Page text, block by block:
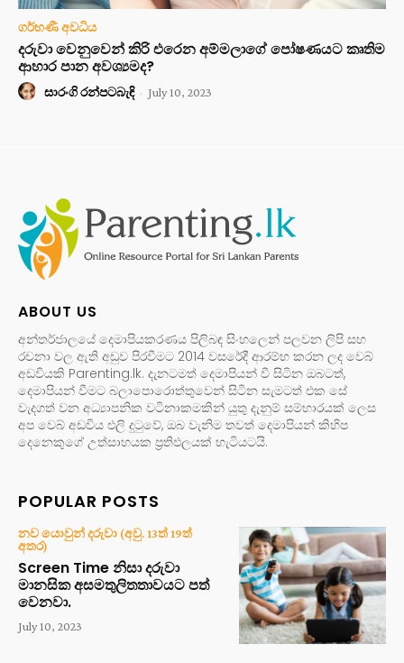
ගර්භණී අවධිය
දරුවා වෙනුවෙන් කිරි එරෙන අම්මලාගේ පෝෂණයට කෘතිම
ආහාර පාන අවශ්‍යමද?
සාරංගි රන්පටබැඳි - July 10, 2023
ABOUT US
අන්තර්ජාලයේ දෙමාපියකරණය පිලිබඳ සිංහලෙන් පලවන ලිපි සහ
රචනා වල ඇති අඩුව පිරවීමට 2014 වසරේදී ආරම්භ කරන ලද වෙබ්
අඩවියකි Parenting.lk. දැනටමත් දෙමාපියන් වී සිටින ඔබටත්,
දෙමාපියන් වීමට බලාපොරොත්තුවෙන් සිටින සැමටත් එක සේ
වැදගත් වන අධ්‍යාපනික වටිනාකමකින් යුතු දැනුම් සම්භාරයක් ලෙස
අප වෙබ් අඩවිය එලි දුටුවේ, ඔබ වැනිම තවත් දෙමාපියන් කිහිප
දෙනෙකුගේ උත්සාහයක ප්‍රතිඵලයක් හැටියටයි.
POPULAR POSTS
නව යොවුන් දරුවා (අවු. 13ත් 19ත්
අතර)
Screen Time නිසා දරුවා
මානසික අසමතුලිතතාවයට පත්
වෙනවා.
July 10, 2023